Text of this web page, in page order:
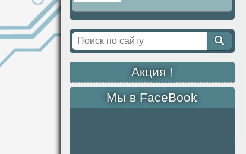
Акция !
Мы в FaceBook